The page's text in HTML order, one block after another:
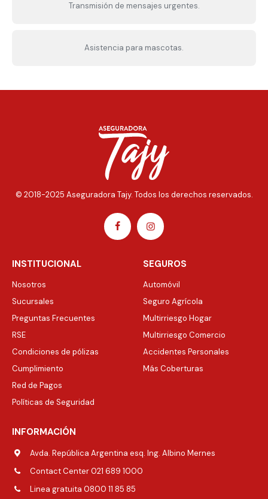
Transmisión de mensajes urgentes.
Asistencia para mascotas.
© 2018-2025 Aseguradora Tajy. Todos los derechos reservados.
INSTITUCIONAL
Nosotros
Sucursales
Preguntas Frecuentes
RSE
Condiciones de pólizas
Cumplimiento
Red de Pagos
Políticas de Seguridad
SEGUROS
Automóvil
Seguro Agrícola
Multirriesgo Hogar
Multirriesgo Comercio
Accidentes Personales
Más Coberturas
INFORMACIÓN
Avda. República Argentina esq. Ing. Albino Mernes
Contact Center 021 689 1000
Linea gratuita 0800 11 85 85